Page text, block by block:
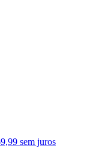
sem juros